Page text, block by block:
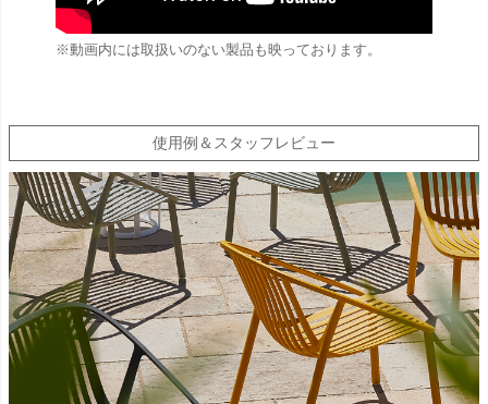
※動画内には取扱いのない製品も映っております。
使用例＆スタッフレビュー